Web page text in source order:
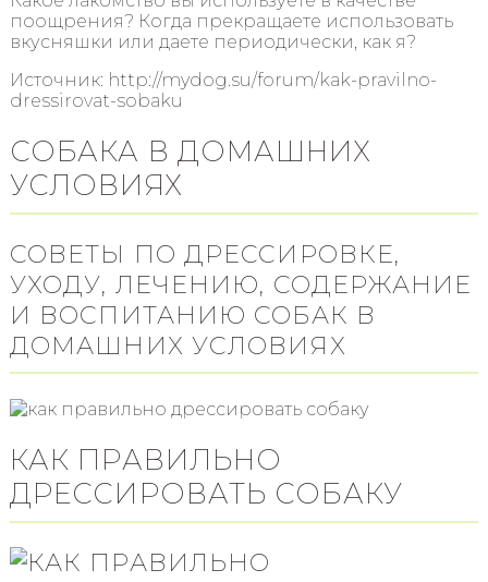
поощрения? Когда прекращаете использовать
вкусняшки или даете периодически, как я?
Источник: http://mydog.su/forum/kak-pravilno-
dressirovat-sobaku
СОБАКА В ДОМАШНИХ
УСЛОВИЯХ
СОВЕТЫ ПО ДРЕССИРОВКЕ,
УХОДУ, ЛЕЧЕНИЮ, СОДЕРЖАНИЕ
И ВОСПИТАНИЮ СОБАК В
ДОМАШНИХ УСЛОВИЯХ
КАК ПРАВИЛЬНО
ДРЕССИРОВАТЬ СОБАКУ